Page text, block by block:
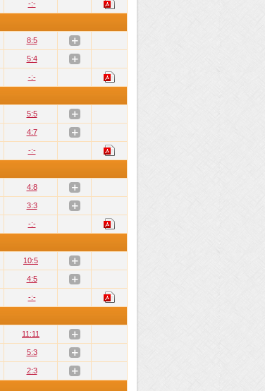
-:-
8:5
5:4
-:-
5:5
4:7
-:-
4:8
3:3
-:-
10:5
4:5
-:-
11:11
5:3
2:3